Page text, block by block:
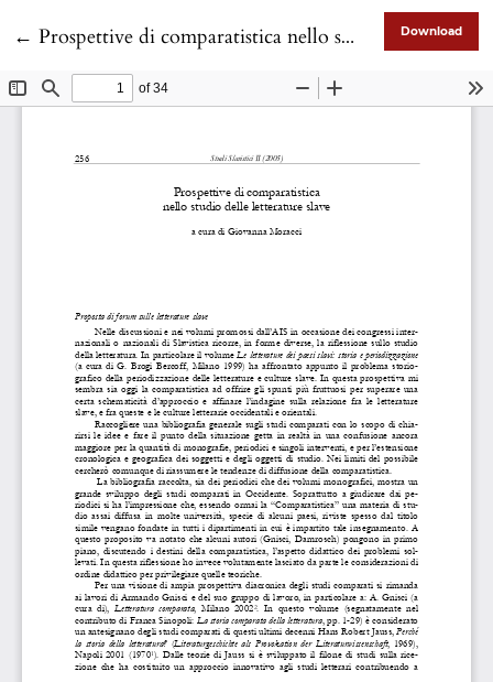
← Return to Article Details
Prospettive di comparatistica nello studio delle letterature slave (a cura di G. Moracci) Download